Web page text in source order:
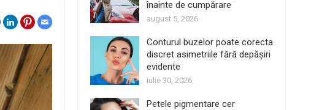
înainte de cumpărare
august 5, 2026
Conturul buzelor poate corecta
discret asimetriile fără depășiri
evidente
iulie 30, 2026
Petele pigmentare cer